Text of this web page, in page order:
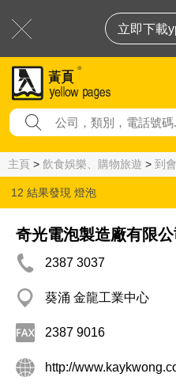
立即下載
主頁 > 飲食娛樂、購物旅遊 > 到
12 結果發現 燈泡
奇光電泡製造廠有限公
2387 3037
葵涌 金龍工業中心
2387 9016
http://